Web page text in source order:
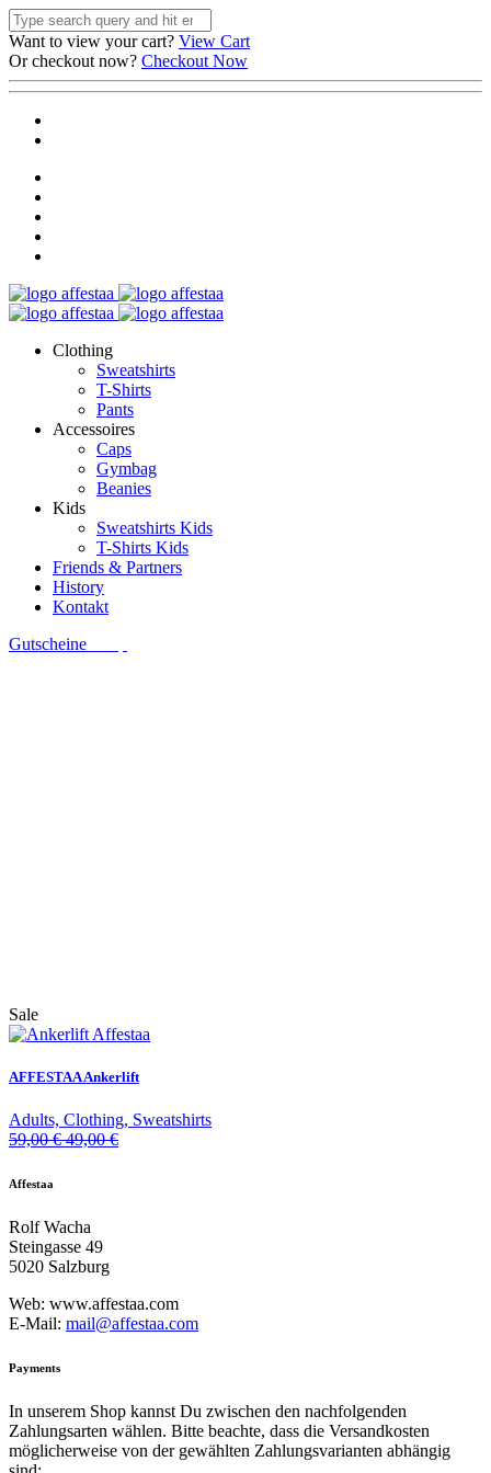
Want to view your cart? View Cart
Or checkout now? Checkout Now
Clothing
Sweatshirts
T-Shirts
Pants
Accessoires
Caps
Gymbag
Beanies
Kids
Sweatshirts Kids
T-Shirts Kids
Friends & Partners
History
Kontakt
Gutscheine
Sale
AFFESTAA Ankerlift
Adults, Clothing, Sweatshirts
59,00€ 49,00€
Affestaa
Rolf Wacha
Steingasse 49
5020 Salzburg
Web: www.affestaa.com
E-Mail: mail@affestaa.com
Payments
In unserem Shop kannst Du zwischen den nachfolgenden
Zahlungsarten wählen. Bitte beachte, dass die Versandkosten
möglicherweise von der gewählten Zahlungsvarianten abhängig